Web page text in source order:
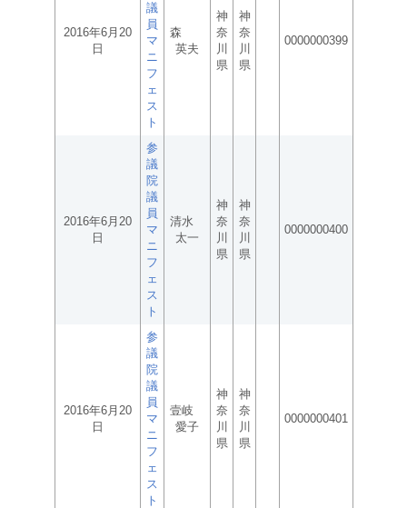
2016年6月20
日
議
員
マ
ニ
フ
ェ
ス
ト
森
英夫
神
奈
川
県
神
奈
川
県
0000000399
2016年6月20
日
参
議
院
議
員
マ
ニ
フ
ェ
ス
ト
清水
太一
神
奈
川
県
神
奈
川
県
0000000400
2016年6月20
日
参
議
院
議
員
マ
ニ
フ
ェ
ス
ト
壹岐
愛子
神
奈
川
県
神
奈
川
県
0000000401